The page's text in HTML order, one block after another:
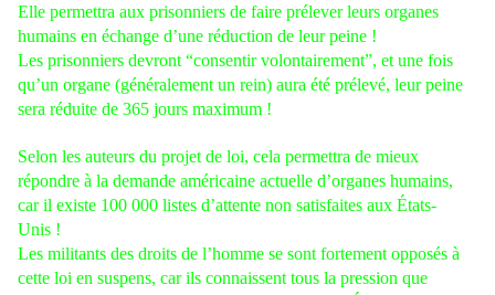
Elle permettra aux prisonniers de faire prélever leurs organes
humains en échange d’une réduction de leur peine !
Les prisonniers devront “consentir volontairement”, et une fois
qu’un organe (généralement un rein) aura été prélevé, leur peine
sera réduite de 365 jours maximum !
Selon les auteurs du projet de loi, cela permettra de mieux
répondre à la demande américaine actuelle d’organes humains,
car il existe 100 000 listes d’attente non satisfaites aux États-
Unis !
Les militants des droits de l’homme se sont fortement opposés à
cette loi en suspens, car ils connaissent tous la pression que